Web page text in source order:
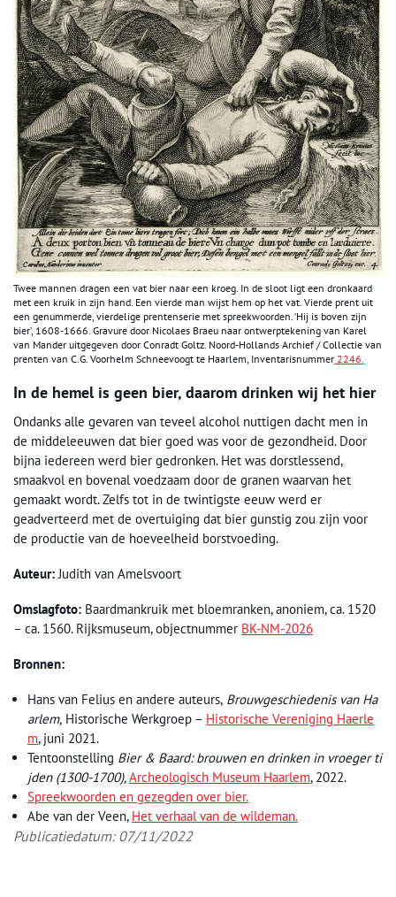
Twee mannen dragen een vat bier naar een kroeg. In de sloot ligt een dronkaard
met een kruik in zijn hand. Een vierde man wijst hem op het vat. Vierde prent uit
een genummerde, vierdelige prentenserie met spreekwoorden. ‘Hij is boven zijn
bier’, 1608-1666. Gravure door Nicolaes Braeu naar ontwerptekening van Karel
van Mander uitgegeven door Conradt Goltz. Noord-Hollands Archief / Collectie van
prenten van C.G. Voorhelm Schneevoogt te Haarlem, Inventarisnummer 2246.
In de hemel is geen bier, daarom drinken wij het hier
Ondanks alle gevaren van teveel alcohol nuttigen dacht men in
de middeleeuwen dat bier goed was voor de gezondheid. Door
bijna iedereen werd bier gedronken. Het was dorstlessend,
smaakvol en bovenal voedzaam door de granen waarvan het
gemaakt wordt. Zelfs tot in de twintigste eeuw werd er
geadverteerd met de overtuiging dat bier gunstig zou zijn voor
de productie van de hoeveelheid borstvoeding.
Auteur: Judith van Amelsvoort
Omslagfoto: Baardmankruik met bloemranken, anoniem, ca. 1520
– ca. 1560. Rijksmuseum, objectnummer BK-NM-2026
Bronnen:
Hans van Felius en andere auteurs, Brouwgeschiedenis van Ha
arlem, Historische Werkgroep – Historische Vereniging Haerle
m, juni 2021.
Tentoonstelling Bier & Baard: brouwen en drinken in vroeger ti
jden (1300-1700),Archeologisch Museum Haarlem, 2022.
Spreekwoorden en gezegden over bier.
Abe van der Veen, Het verhaal van de wildeman.
Publicatiedatum: 07/11/2022